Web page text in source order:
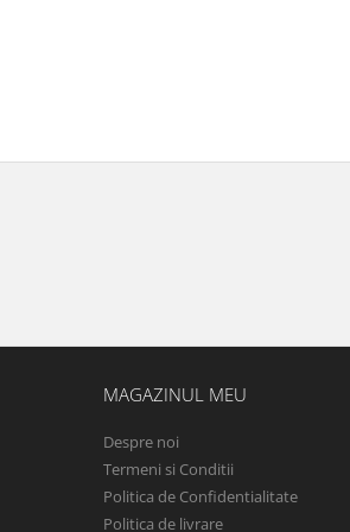
MAGAZINUL MEU
Despre noi
Termeni si Conditii
Politica de Confidentialitate
Politica de livrare